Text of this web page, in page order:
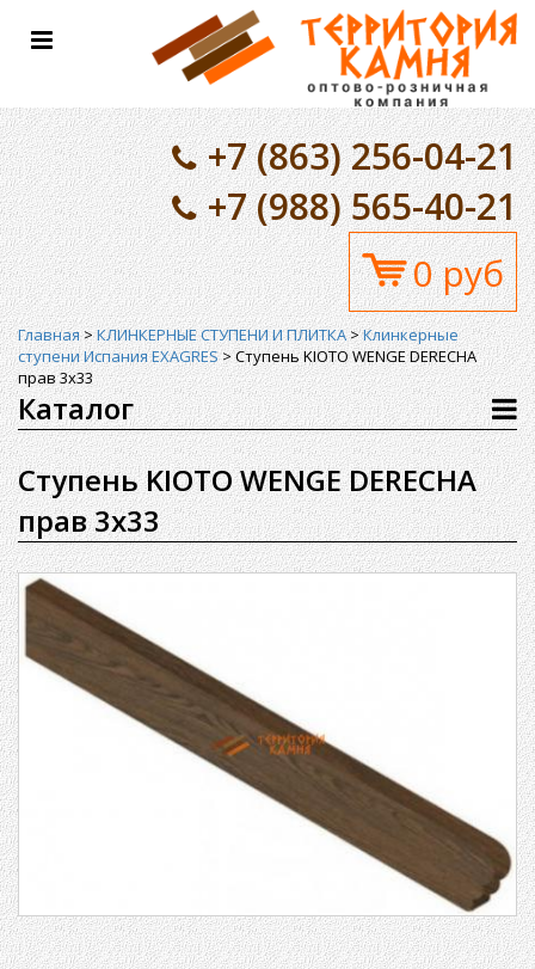
Toggle
+7 (863) 256-04-21
+7 (988) 565-40-21
0 руб
Главная>КЛИНКЕРНЫЕ СТУПЕНИ И ПЛИТКА>Клинкерные
ступени Испания EXAGRES>Ступень KIOTO WENGE DERECHA
прав 3x33
Каталог
Ступень KIOTO WENGE DERECHA
прав 3x33